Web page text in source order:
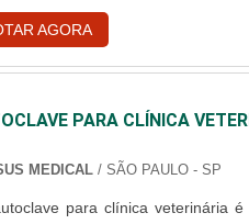
wireless que permite acessos à
imagens digitais e precisas
AGORA
PARA CLÍNICA
MEDICAL/ SÃO PAULO - SP
para clínica veterinária